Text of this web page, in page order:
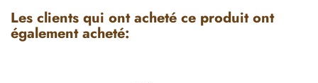
Les clients qui ont acheté ce produit ont
également acheté: